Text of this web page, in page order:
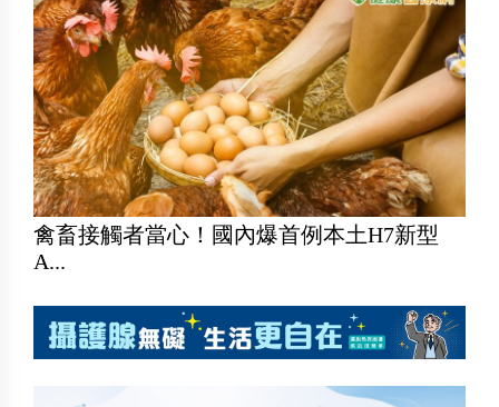
禽畜接觸者當心！國內爆首例本土H7新型
A...